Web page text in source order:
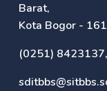
Barat,
Kota Bogor -
(0251)